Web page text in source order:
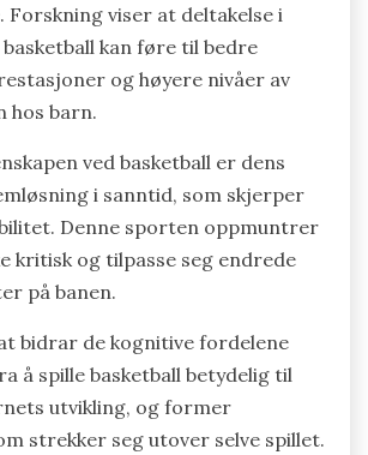
Forskning viser at deltakelse i
kan føre til bedre
og høyere nivåer av
hos barn.
ved basketball er dens
i sanntid, som skjerper
Denne sporten oppmuntrer
kritisk og tilpasse seg endrede
på banen.
bidrar de kognitive fordelene
å spille basketball betydelig til
utvikling, og former
strekker seg utover selve spillet.